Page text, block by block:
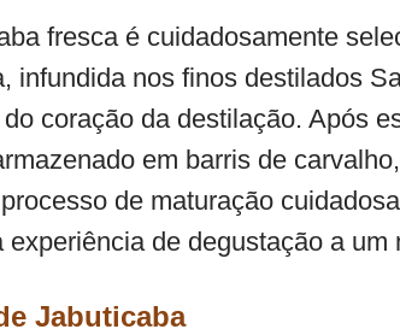
R$109,00.R$79,90.
fresca é cuidadosamente
infundida nos finos destilados
coração da destilação. Após
em barris de
de maturação
experiência de degustação a um
Jabuticaba